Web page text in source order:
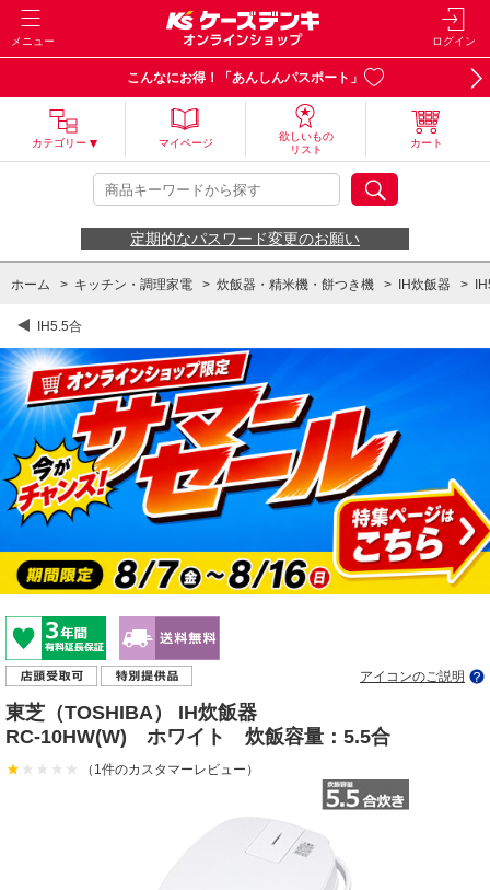
メニュー ログイン
こんなにお得！「あんしんパスポート」
カテゴリー マイページ
欲しいもの
リスト
カート
定期的なパスワード変更のお願い
ホーム > キッチン・調理家電 > 炊飯器・精米機・餅つき機 > IH炊飯器 >
IH5.5合
アイコンのご説明
東芝（TOSHIBA） IH炊飯器
RC-10HW(W) ホワイト 炊飯容量：5.5合
（1件のカスタマーレビュー）